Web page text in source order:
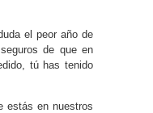
el peor año de
de que en
tú has tenido
estás en nuestros